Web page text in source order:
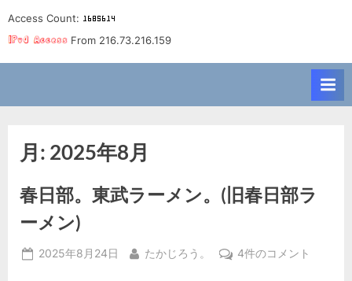
Access Count:
From 216.73.216.159
月: 2025年8月
春日部。東武ラーメン。(旧春日部ラ
ーメン)
Posted
2025年8月24日 By
たかじろう。
春
4件のコメント